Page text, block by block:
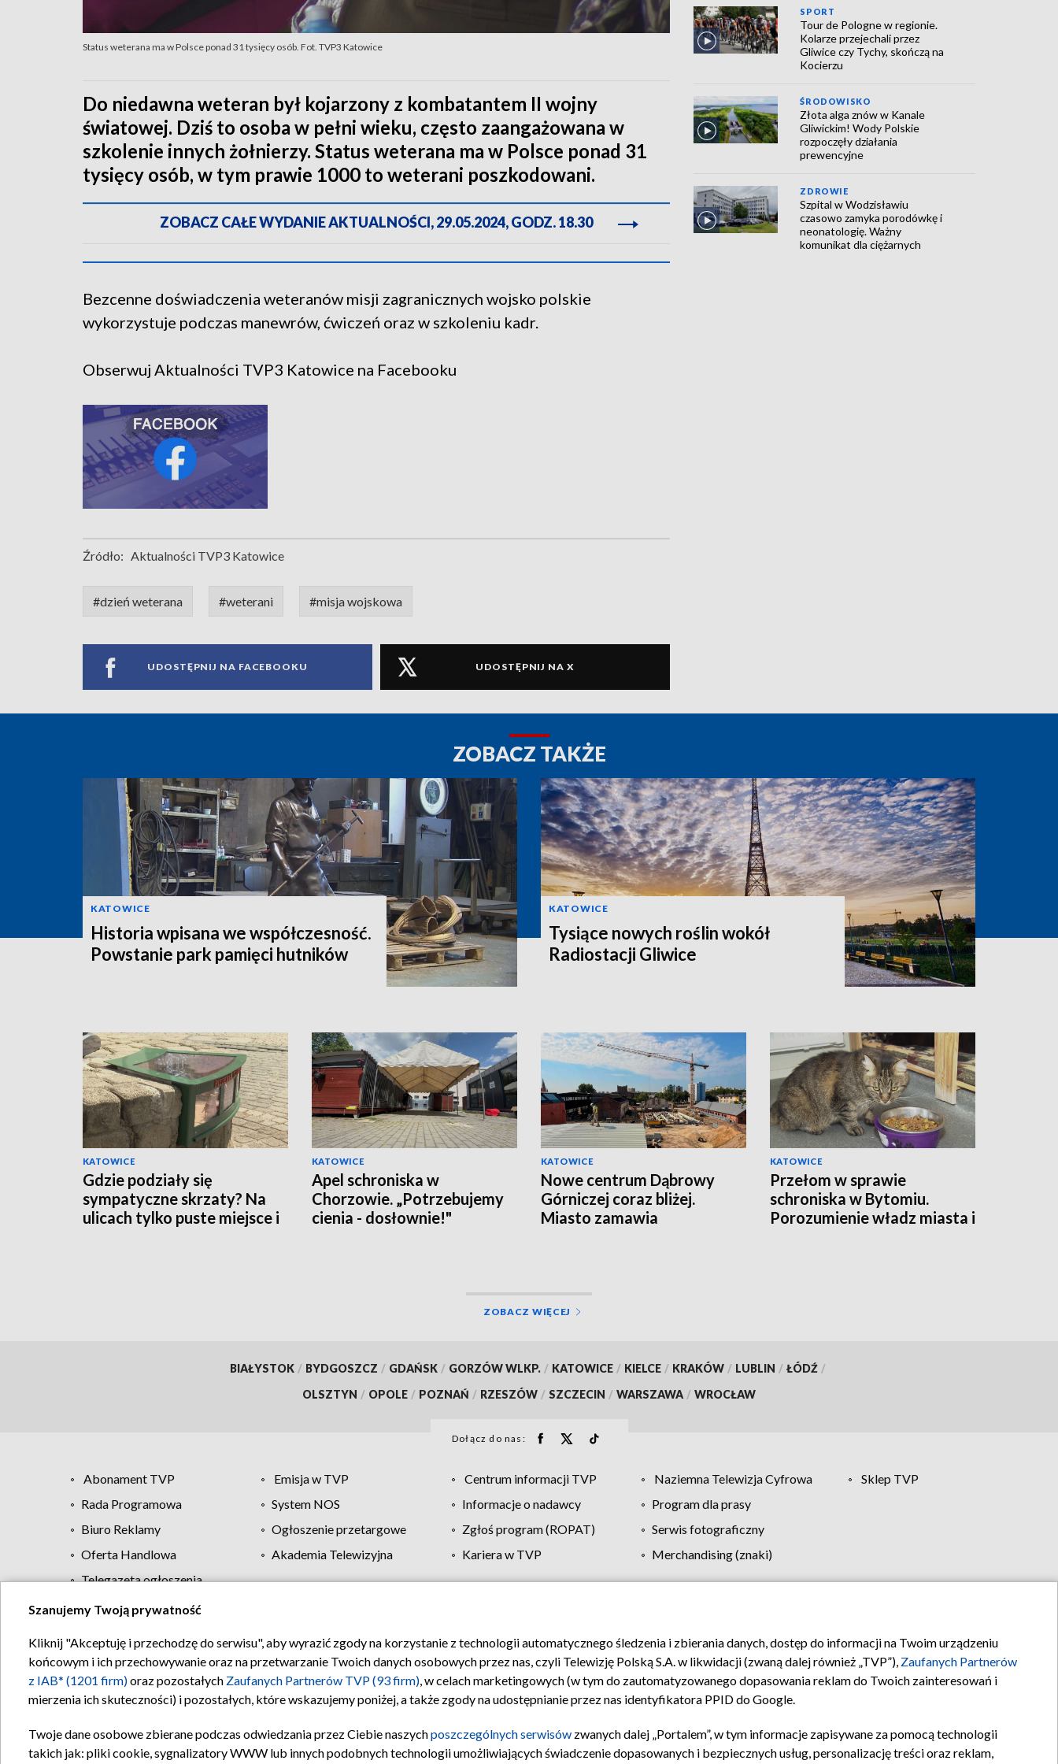
Status weterana ma w Polsce ponad 31 tysięcy osób. Fot. TVP3 Katowice
Do niedawna weteran był kojarzony z kombatantem II wojny
światowej. Dziś to osoba w pełni wieku, często zaangażowana w
szkolenie innych żołnierzy. Status weterana ma w Polsce ponad 31
tysięcy osób, w tym prawie 1000 to weterani poszkodowani.
ZOBACZ CAŁE WYDANIE AKTUALNOŚCI, 29.05.2024, GODZ. 18.30
Bezcenne doświadczenia weteranów misji zagranicznych wojsko polskie
wykorzystuje podczas manewrów, ćwiczeń oraz w szkoleniu kadr.
Obserwuj Aktualności TVP3 Katowice na Facebooku
Źródło: Aktualności TVP3 Katowice
#dzień weterana #weterani #misja wojskowa
UDOSTĘPNIJ NA FACEBOOKU UDOSTĘPNIJ NA X
SPORT
Tour de Pologne w regionie.
Kolarze przejechali przez
Gliwice czy Tychy, skończą na
Kocierzu
ŚRODOWISKO
Złota alga znów w Kanale
Gliwickim! Wody Polskie
rozpoczęły działania
prewencyjne
ZDROWIE
Szpital w Wodzisławiu
czasowo zamyka porodówkę i
neonatologię. Ważny
komunikat dla ciężarnych
ZOBACZ TAKŻE
KATOWICE
Historia wpisana we współczesność.
Powstanie park pamięci hutników
KATOWICE
Tysiące nowych roślin wokół
Radiostacji Gliwice
KATOWICE
Gdzie podziały się
sympatyczne skrzaty? Na
ulicach tylko puste miejsce i
KATOWICE
Apel schroniska w
Chorzowie. „Potrzebujemy
cienia - dosłownie!"
KATOWICE
Nowe centrum Dąbrowy
Górniczej coraz bliżej.
Miasto zamawia
KATOWICE
Przełom w sprawie
schroniska w Bytomiu.
Porozumienie władz miasta i
ZOBACZ WIĘCEJ
BIAŁYSTOK / BYDGOSZCZ / GDAŃSK / GORZÓW WLKP. / KATOWICE / KIELCE / KRAKÓW / LUBLIN / ŁÓDŹ /
OLSZTYN / OPOLE / POZNAŃ / RZESZÓW / SZCZECIN / WARSZAWA / WROCŁAW
Dołącz do nas:
Abonament TVP Emisja w TVP Centrum informacji TVP Naziemna Telewizja Cyfrowa
Sklep TVP
Rada Programowa
System NOS Informacje o nadawcy
Program dla prasy
Biuro Reklamy
Ogłoszenie przetargowe Zgłoś program (ROPAT)
Serwis fotograficzny
Oferta Handlowa
Akademia Telewizyjna Kariera w TVP
Merchandising (znaki)
Telegazeta ogłoszenia
Regulamin TVP Polityka prywatności Moje zgody Pomoc Biuro reklamy Kontakt
Szanujemy Twoją prywatność
Kliknij "Akceptuję i przechodzę do serwisu", aby wyrazić zgody na korzystanie z technologii automatycznego śledzenia i zbierania danych, dostęp do informacji na Twoim urządzeniu
końcowym i ich przechowywanie oraz na przetwarzanie Twoich danych osobowych przez nas, czyli Telewizję Polską S.A. w likwidacji (zwaną dalej również „TVP”), Zaufanych Partnerów
z IAB* (1201 firm)oraz pozostałych Zaufanych Partnerów TVP (93 firm), w celach marketingowych (w tym do zautomatyzowanego dopasowania reklam do Twoich zainteresowań i
mierzenia ich skuteczności) i pozostałych, które wskazujemy poniżej, a także zgody na udostępnianie przez nas identyfikatora PPID do Google.
Twoje dane osobowe zbierane podczas odwiedzania przez Ciebie naszychposzczególnych serwisów zwanych dalej „Portalem”, w tym informacje zapisywane za pomocą technologii
takich jak: pliki cookie, sygnalizatory WWW lub innych podobnych technologii umożliwiających świadczenie dopasowanych i bezpiecznych usług, personalizację treści oraz reklam,